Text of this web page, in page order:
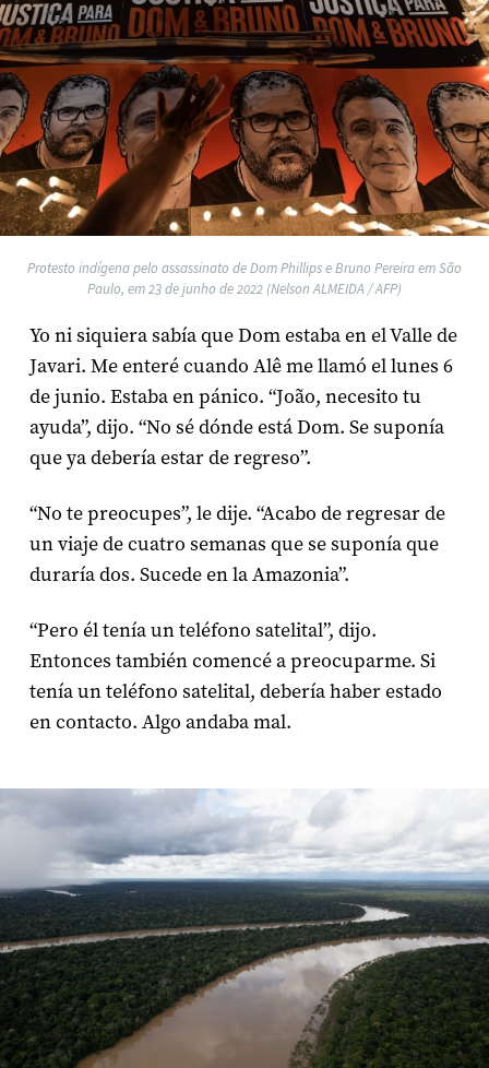
Protesto indígena pelo assassinato de Dom Phillips e Bruno Pereira em São
Paulo, em 23 de junho de 2022 (Nelson ALMEIDA / AFP)
Yo ni siquiera sabía que Dom estaba en el Valle de
Javari. Me enteré cuando Alê me llamó el lunes 6
de junio. Estaba en pánico. “João, necesito tu
ayuda”, dijo. “No sé dónde está Dom. Se suponía
que ya debería estar de regreso”.
“No te preocupes”, le dije. “Acabo de regresar de
un viaje de cuatro semanas que se suponía que
duraría dos. Sucede en la Amazonia”.
“Pero él tenía un teléfono satelital”, dijo.
Entonces también comencé a preocuparme. Si
tenía un teléfono satelital, debería haber estado
en contacto. Algo andaba mal.